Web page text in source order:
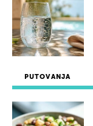
PUTOVANJA